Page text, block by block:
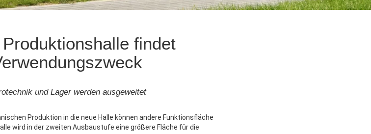
findet
und Lager werden ausgeweitet
Produktion in die neue Halle können andere Funktionsfläche
wird in der zweiten Ausbaustufe eine größere Fläche für die